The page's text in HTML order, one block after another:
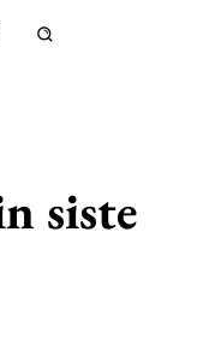
siste